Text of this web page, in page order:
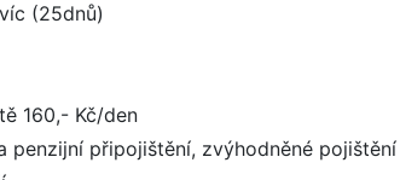
(25dnů)
160,- Kč/den
penzijní připojištění, zvýhodněné pojištění